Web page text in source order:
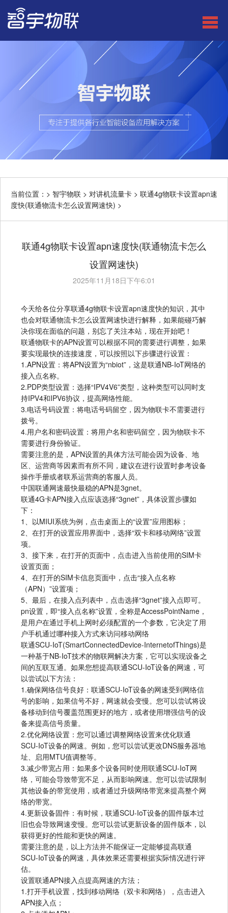
当前位置：> 智宇物联 > 对讲机流量卡 > 联通4g物联卡设置apn速
度快(联通物流卡怎么设置网速快) >
联通4g物联卡设置apn速度快(联通物流卡怎么
设置网速快)
2025年11月18日下午6:01
今天给各位分享联通4g物联卡设置apn速度快的知识，其中
也会对联通物流卡怎么设置网速快进行解释，如果能碰巧解
决你现在面临的问题，别忘了关注本站，现在开始吧！
联通物联卡的APN设置可以根据不同的需要进行调整，如果
要实现最快的连接速度，可以按照以下步骤进行设置：
1.APN设置：将APN设置为“nbiot”，这是联通NB-IoT网络的
接入点名称。
2.PDP类型设置：选择“IPV4V6”类型，这种类型可以同时支
持IPV4和IPV6协议，提高网络性能。
3.电话号码设置：将电话号码留空，因为物联卡不需要进行
拨号。
4.用户名和密码设置：将用户名和密码留空，因为物联卡不
需要进行身份验证。
需要注意的是，APN设置的具体方法可能会因为设备、地
区、运营商等因素而有所不同，建议在进行设置时参考设备
操作手册或者联系运营商的客服人员。
中国联通网速最快最稳的APN是3gnet。
联通4G卡APN接入点应该选择“3gnet”，具体设置步骤如
下：
1、以MIUI系统为例，点击桌面上的“设置”应用图标；
2、在打开的设置应用界面中，选择“双卡和移动网络”设置
项。
3、接下来，在打开的页面中，点击进入当前使用的SIM卡
设置页面；
4、在打开的SIM卡信息页面中，点击“接入点名称
（APN）”设置项；
5、最后，在接入点列表中，点击选择“3gnet”接入点即可。
pn设置，即“接入点名称”设置，全称是AccessPointName，
是用户在通过手机上网时必须配置的一个参数，它决定了用
户手机通过哪种接入方式来访问移动网络
联通SCU-IoT(SmartConnectedDevice-InternetofThings)是
一种基于NB-IoT技术的物联网解决方案，它可以实现设备之
间的互联互通。如果您想提高联通SCU-IoT设备的网速，可
以尝试以下方法：
1.确保网络信号良好：联通SCU-IoT设备的网速受到网络信
号的影响，如果信号不好，网速就会变慢。您可以尝试将设
备移动到信号覆盖范围更好的地方，或者使用增强信号的设
备来提高信号质量。
2.优化网络设置：您可以通过调整网络设置来优化联通
SCU-IoT设备的网速。例如，您可以尝试更改DNS服务器地
址、启用MTU值调整等。
3.减少带宽占用：如果多个设备同时使用联通SCU-IoT网
络，可能会导致带宽不足，从而影响网速。您可以尝试限制
其他设备的带宽使用，或者通过升级网络带宽来提高整个网
络的带宽。
4.更新设备固件：有时候，联通SCU-IoT设备的固件版本过
旧也会导致网速变慢。您可以尝试更新设备的固件版本，以
获得更好的性能和更快的网速。
需要注意的是，以上方法并不能保证一定能够提高联通
SCU-IoT设备的网速，具体效果还需要根据实际情况进行评
估。
设置联通APN接入点提高网速的方法；
1.打开手机设置，找到移动网络（双卡和网络），点击进入
APN接入点；